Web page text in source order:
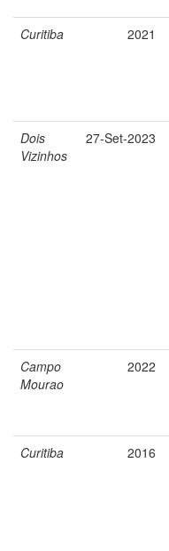
Curitiba 2021
Dois
Vizinhos
27-Set-2023
Campo
Mourao
2022
Curitiba 2016